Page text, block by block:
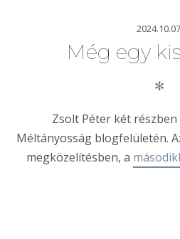
Még egy
✻
Zsolt Péter két
Méltányosság blogfelületén.
megközelítésben, a